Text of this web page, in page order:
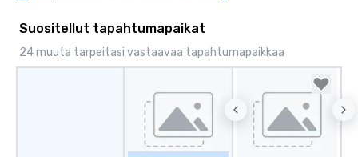
Suositellut tapahtumapaikat
24 muuta tarpeitasi vastaavaa tapahtumapaikkaa